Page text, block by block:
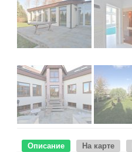
Описание На карте